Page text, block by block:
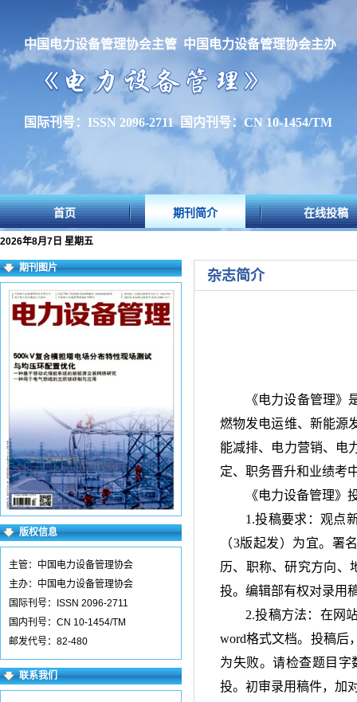
中国电力设备管理协会主管 中国电力设备管理协会主办
国际刊号：ISSN 2096-2711 国内刊号：CN 10-1454/TM
首页 期刊简介 在线投稿
2026年8月7日 星期五
期刊图片
版权信息
主管：中国电力设备管理协会
主办：中国电力设备管理协会
国际刊号：ISSN 2096-2711
国内刊号：CN 10-1454/TM
邮发代号：82-480
联系我们
杂志简介
《电力设备管理
燃物发电运维、新能源
能减排、电力营销、电
定、职务晋升和业绩考
《电力设备管理》
1.投稿要求：观点
（3版起发）为宜。署
历、职称、研究方向、
投。编辑部有权对录用
2.投稿方法：在网
word格式文档。投稿后
为失败。请检查题目字
投。初审录用稿件，加